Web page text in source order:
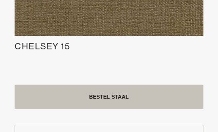
CHELSEY 15
BESTEL STAAL